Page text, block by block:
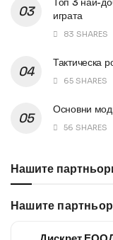
играта
83 SHARES
Тактическа
65 SHARES
Основни
56 SHARES
Нашите
Нашите